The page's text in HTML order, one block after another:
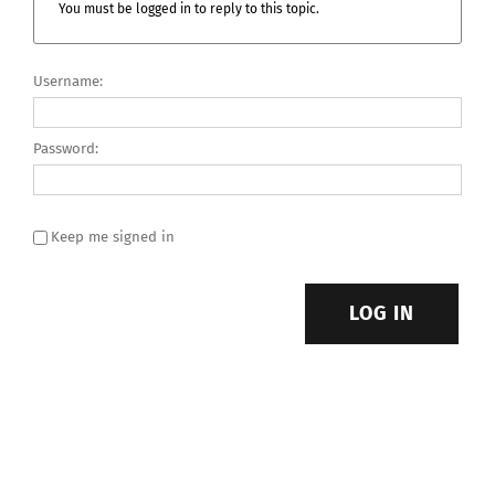
You must be logged in to reply to this topic.
Username:
Password:
Keep me signed in
LOG IN